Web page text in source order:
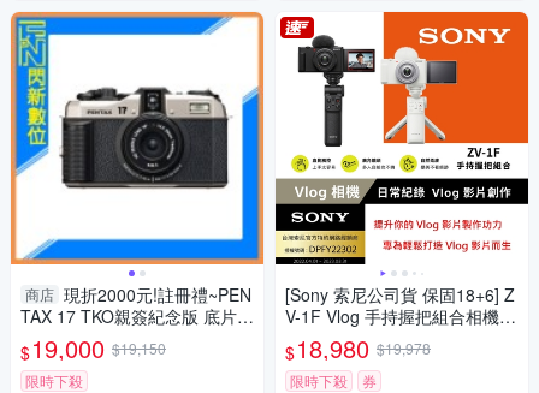
商店 現折2000元!註冊禮~PEN
TAX 17 TKO親簽紀念版 底片相
機 半格機(公司貨)限定款 套裝
組
$19,000 $19,150
限時下殺
[Sony 索尼公司貨 保固18+6] Z
V-1F Vlog 手持握把組合相機
(網紅新手/生活隨拍)
$18,980 $19,978
限時下殺
券